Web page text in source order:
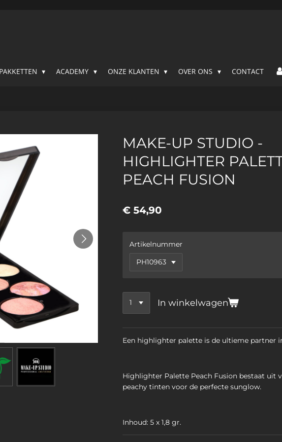
ACADEMY ONZE KLANTEN OVER ONS CONTACT
MAKE-UP STUDIO -
HIGHLIGHTER
PEACH FUSION
€ 54,90
Artikelnummer
In winkelwagen
Een highlighter palette is de ultieme partner
Highlighter Palette Peach Fusion bestaat uit
peachy tinten voor de perfecte sunglow.
Inhoud: 5 x 1,8 gr.